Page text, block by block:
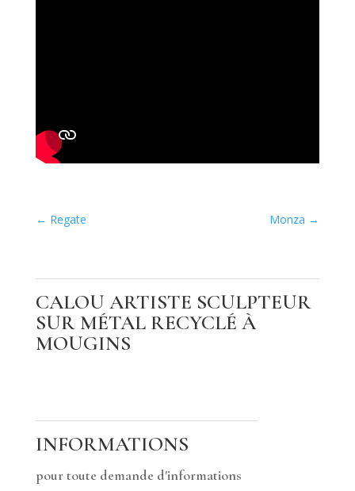
← Regate Monza →
CALOU ARTISTE SCULPTEUR
SUR MÉTAL RECYCLÉ À
MOUGINS
INFORMATIONS
pour toute demande d'informations